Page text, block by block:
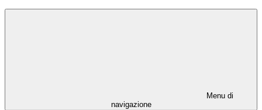
Menu di
navigazione